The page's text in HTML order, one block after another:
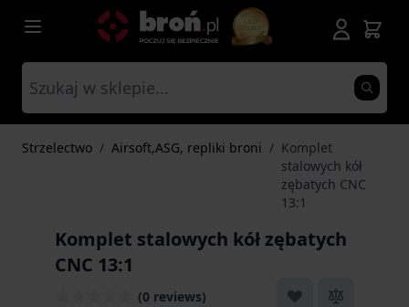
Przejdź do treści
Strzelectwo / Airsoft,ASG, repliki broni / Komplet
stalowych kół
zębatych CNC
13:1
Komplet stalowych kół zębatych
CNC 13:1
(0 reviews)